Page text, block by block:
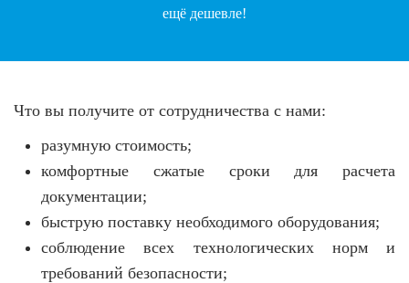
ещё дешевле!
Что вы получите от сотрудничества с нами:
разумную стоимость;
комфортные сжатые сроки для расчета
документации;
быструю поставку необходимого оборудования;
соблюдение всех технологических норм и
требований безопасности;